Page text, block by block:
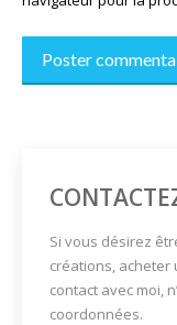
Poster
Si vous désirez
créations,
contact avec moi,
coordonnées.